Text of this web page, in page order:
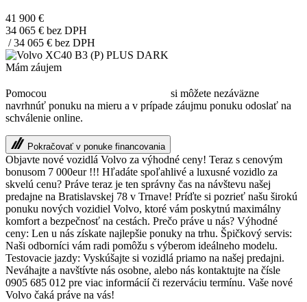
41 900 €
34 065 € bez DPH
/ 34 065 € bez DPH
Mám záujem
Pomocou
si môžete nezáväzne
navrhnúť ponuku na mieru a v prípade záujmu ponuku odoslať na
schválenie online.
Pokračovať v ponuke financovania
Objavte nové vozidlá Volvo za výhodné ceny! Teraz s cenovým
bonusom 7 000eur !!! Hľadáte spoľahlivé a luxusné vozidlo za
skvelú cenu? Práve teraz je ten správny čas na návštevu našej
predajne na Bratislavskej 78 v Trnave! Príďte si pozrieť našu širokú
ponuku nových vozidiel Volvo, ktoré vám poskytnú maximálny
komfort a bezpečnosť na cestách. Prečo práve u nás? Výhodné
ceny: Len u nás získate najlepšie ponuky na trhu. Špičkový servis:
Naši odborníci vám radi pomôžu s výberom ideálneho modelu.
Testovacie jazdy: Vyskúšajte si vozidlá priamo na našej predajni.
Neváhajte a navštívte nás osobne, alebo nás kontaktujte na čísle
0905 685 012 pre viac informácií či rezerváciu termínu. Vaše nové
Volvo čaká práve na vás!